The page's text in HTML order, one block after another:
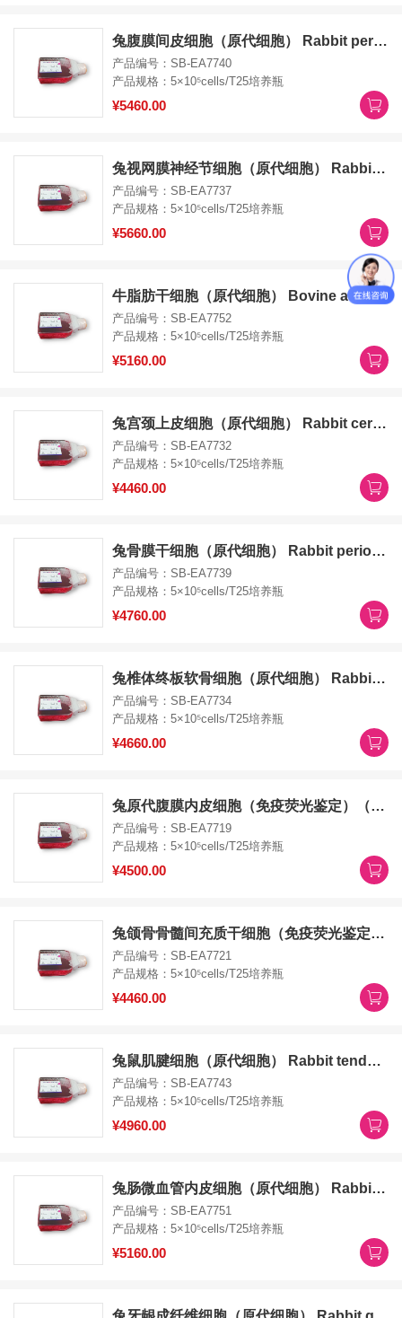
兔腹膜间皮细胞（原代细胞） Rabbit peritoneal mesothelial cells
产品编号：SB-EA7740
产品规格：5×10⁵cells/T25培养瓶
¥5460.00
兔视网膜神经节细胞（原代细胞） Rabbit retinal ganglion cells
产品编号：SB-EA7737
产品规格：5×10⁵cells/T25培养瓶
¥5660.00
牛脂肪干细胞（原代细胞） Bovine adipose derived stem cells
产品编号：SB-EA7752
产品规格：5×10⁵cells/T25培养瓶
¥5160.00
兔宫颈上皮细胞（原代细胞） Rabbit cervical epithelial cells
产品编号：SB-EA7732
产品规格：5×10⁵cells/T25培养瓶
¥4460.00
兔骨膜干细胞（原代细胞） Rabbit periosteal stem cells
产品编号：SB-EA7739
产品规格：5×10⁵cells/T25培养瓶
¥4760.00
兔椎体终板软骨细胞（原代细胞） Rabbit vertebral endplate chondrocytes
产品编号：SB-EA7734
产品规格：5×10⁵cells/T25培养瓶
¥4660.00
兔原代腹膜内皮细胞（免疫荧光鉴定）（原代细胞） Rabbit primary peritoneal endothelial cells
产品编号：SB-EA7719
产品规格：5×10⁵cells/T25培养瓶
¥4500.00
兔颌骨骨髓间充质干细胞（免疫荧光鉴定）（原代细胞） Rabbit jawbone bone marrow mesenchymal stem cells
产品编号：SB-EA7721
产品规格：5×10⁵cells/T25培养瓶
¥4460.00
兔鼠肌腱细胞（原代细胞） Rabbit tendon cells
产品编号：SB-EA7743
产品规格：5×10⁵cells/T25培养瓶
¥4960.00
兔肠微血管内皮细胞（原代细胞） Rabbit intestinal microvascular endothelial cells
产品编号：SB-EA7751
产品规格：5×10⁵cells/T25培养瓶
¥5160.00